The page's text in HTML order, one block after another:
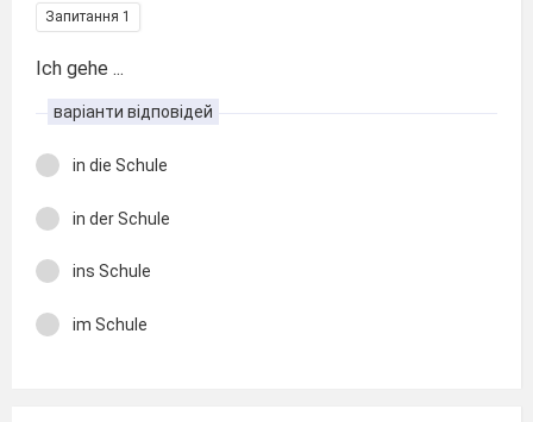
Запитання 1
Ich gehe ...
варіанти відповідей
in die Schule
in der Schule
ins Schule
im Schule